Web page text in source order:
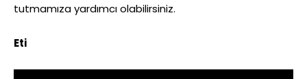
tutmamıza yardımcı olabilirsiniz.
Eti